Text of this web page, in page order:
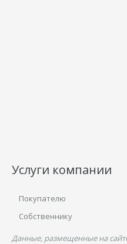
Услуги компании
Покупателю
Собственнику
Данные, размещенные на